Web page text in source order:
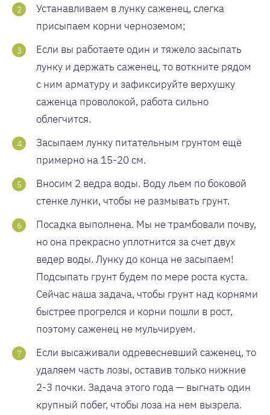
Устанавливаем в лунку саженец, слегка
присыпаем корни черноземом;
Если вы работаете один и тяжело засыпать
лунку и держать саженец, то воткните рядом
с ним арматуру и зафиксируйте верхушку
саженца проволокой, работа сильно
облегчится.
Засыпаем лунку питательным грунтом ещё
примерно на 15-20 см.
Вносим 2 ведра воды. Воду льем по боковой
стенке лунки, чтобы не размывать грунт.
Посадка выполнена. Мы не трамбовали почву,
но она прекрасно уплотнится за счет двух
ведер воды. Лунку до конца не засыпаем!
Подсыпать грунт будем по мере роста куста.
Сейчас наша задача, чтобы грунт над корнями
быстрее прогрелся и корни пошли в рост,
поэтому саженец не мульчируем.
Если высаживали одревесневший саженец, то
удаляем часть лозы, оставив только нижние
2-3 почки. Задача этого года — выгнать один
крупный побег, чтобы лоза на нем вызрела.